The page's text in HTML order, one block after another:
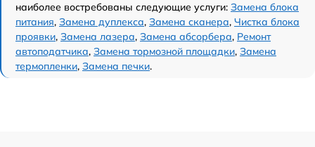
наиболее востребованы следующие услуги: Замена блока
питания, Замена дуплекса, Замена сканера, Чистка блока
проявки, Замена лазера, Замена абсорбера, Ремонт
автоподатчика, Замена тормозной площадки, Замена
термопленки, Замена печки.